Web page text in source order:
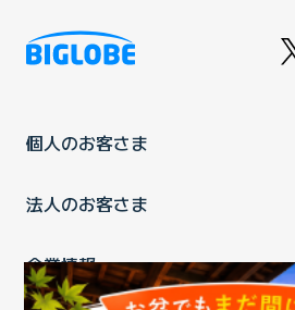
個人のお客さま
法人のお客さま
企業情報